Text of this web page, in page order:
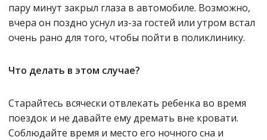
пару минут закрыл глаза в автомобиле. Возможно,
вчера он поздно уснул из-за гостей или утром встал
очень рано для того, чтобы пойти в поликлинику.
Что делать в этом случае?
Старайтесь всячески отвлекать ребенка во время
поездок и не давайте ему дремать вне кровати.
Соблюдайте время и место его ночного сна и